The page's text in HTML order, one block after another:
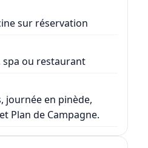
sur réservation
spa ou restaurant
journée en pinède,
Plan de Campagne.